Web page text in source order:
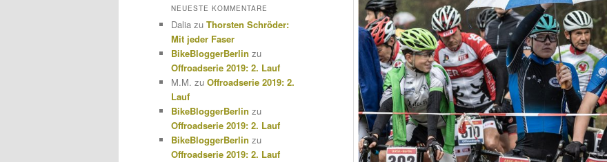
NEUESTE KOMMENTARE
Dalia zu Thorsten Schröder:
Mit jeder Faser
BikeBloggerBerlin zu
Offroadserie 2019: 2. Lauf
M.M. zu Offroadserie 2019: 2.
Lauf
BikeBloggerBerlin zu
Offroadserie 2019: 2. Lauf
BikeBloggerBerlin zu
Offroadserie 2019: 2. Lauf